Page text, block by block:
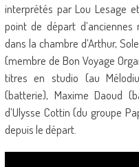
interprétés par Lou Lesage
point de départ
dans la chambre d’Arthur,
(membre de Bon Voyage
titres en studio (au
(batterie), Maxime Daoud
d’Ulysse Cottin (du groupe
depuis le départ.